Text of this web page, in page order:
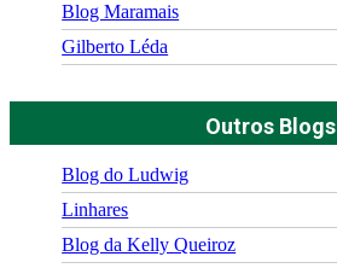
Blog Maramais
Gilberto Léda
Outros Blogs
Blog do Ludwig
Linhares
Blog da Kelly Queiroz